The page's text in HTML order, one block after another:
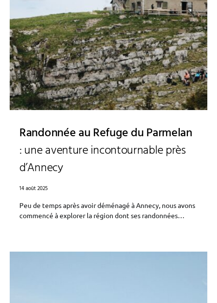
Randonnée au Refuge du Parmelan
: une aventure incontournable près
d’Annecy
14 août 2025
Peu de temps après avoir déménagé à Annecy, nous avons
commencé à explorer la région dont ses randonnées…